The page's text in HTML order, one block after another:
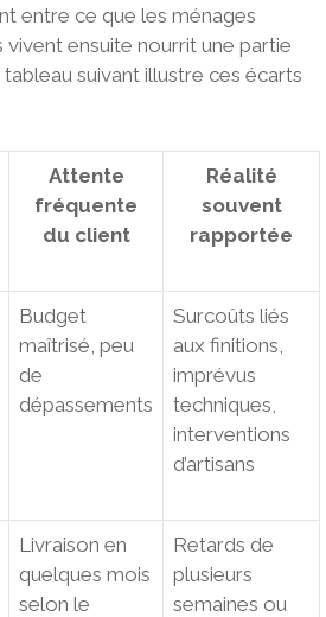
entre ce que les ménages
vivent ensuite nourrit une partie
suivant illustre ces écarts
Attente
fréquente
du client
Réalité
souvent
rapportée
Budget
maîtrisé, peu
de
dépassements
Surcoûts liés
aux finitions,
imprévus
techniques,
interventions
d’artisans
Livraison en
quelques mois
selon le
Retards de
plusieurs
semaines ou